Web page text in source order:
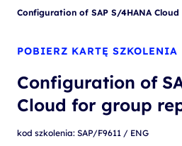
Configuration of SAP S/4HANA
POBIERZ KARTĘ SZKOLENIA
Configuration of
Cloud for group
kod szkolenia: SAP/F9611 / ENG